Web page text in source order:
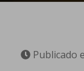
Publicado